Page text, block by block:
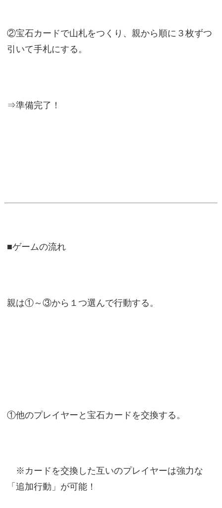
②宝石カードで山札をつくり、親から順に３枚ずつ
引いて手札にする。
⇒準備完了！
■ゲームの流れ
親は①～③から１つ選んで行動する。
①他のプレイヤーと宝石カードを交換する。
※カードを交換した互いのプレイヤーは強力な
「追加行動」が可能！